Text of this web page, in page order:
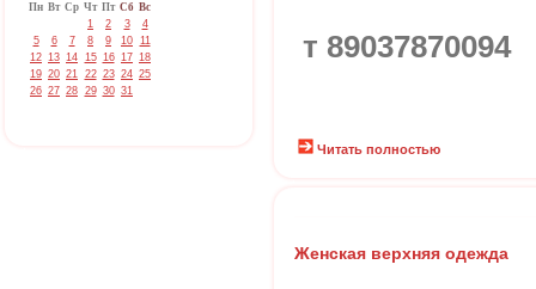
Пн Вт Ср Чт Пт Сб Вс
1
2 3
4
5
6 7 8 9 10 11
12 13 14 15 16 17 18
19 20 21 22 23 24 25
26 27 28 29 30 31
т 89037870094
Читать полностью
Женская верхняя одежда